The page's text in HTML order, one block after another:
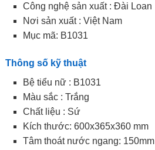
Công nghệ sản xuất : Đài Loan
Nơi sản xuất : Việt Nam
Mục mã: B1031
Thông số kỹ thuật
Bệ tiểu nữ : B1031
Màu sắc : Trắng
Chất liệu : Sứ
Kích thước: 600x365x360 mm
Tâm thoát nước ngang: 150mm